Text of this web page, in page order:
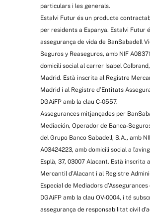
particulars i les generals.
Estalvi Futur és un producte
per residents a Espanya. Estalvi Futur
assegurança de vida de BanSabadell
Seguros y Reaseguros, amb NIF
domicili social al carrer Isabel
Madrid. Està inscrita al Registre
Madrid i al Registre d’Entitats
DGAiFP amb la clau C-0557.
Assegurances mitjançades per
Mediación, Operador de Banca-
del Grupo Banco Sabadell, S.A., amb
A03424223, amb domicili social a
Esplà, 37, 03007 Alacant. Està inscrita
Mercantil d’Alacant i al Registre
Especial de Mediadors d’Assegurances
DGAiFP amb la clau OV-0004, i té
assegurança de responsabilitat civil